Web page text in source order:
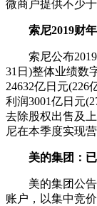
微商户提供不少
索尼2019财
索尼公布2019
31日)整体业绩数
24632亿日元
利润3001亿日元
去除股权出售及
尼在本季度实现
美的集团：
美的集团公告
账户，以集中竞